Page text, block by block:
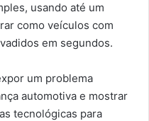
usando até um
como veículos com
em segundos.
um problema
automotiva e mostrar
tecnológicas para